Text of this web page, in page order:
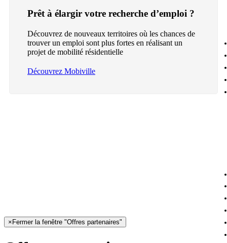
Prêt à élargir votre recherche d’emploi ?
Découvrez de nouveaux territoires où les chances de
trouver un emploi sont plus fortes en réalisant un
projet de mobilité résidentielle
Découvrez Mobiville
× Fermer la fenêtre "Offres partenaires"